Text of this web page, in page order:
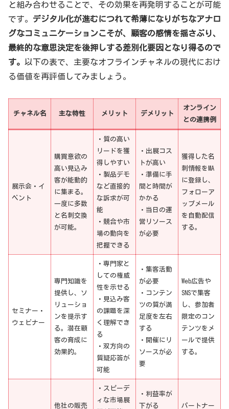
と組み合わせることで、その効果を再発明することが可能
です。 デジタル化が進むにつれて希薄になりがちなアナロ
グなコミュニケーションこそが、顧客の感情を揺さぶり、
最終的な意思決定を後押しする差別化要因となり得るので
す。 以下の表で、主要なオフラインチャネルの現代におけ
る価値を再評価してみましょう。
チャネル名 主な特性 メリット デメリット
オンライン
との連携例
展示会・イ
ベント
購買意欲の
高い見込み
客が能動的
に集まる。
一度に多数
と名刺交換
が可能。
・質の高い
リードを獲
得しやすい
・製品デモ
など直接的
な訴求が可
能
・競合や市
場の動向を
把握できる
・出展コス
トが高い
・準備に手
間と時間が
かかる
・当日の運
営リソース
が必要
獲得した名
刺情報をMA
に登録し、
フォローア
ップメール
を自動配信
する。
セミナー・
ウェビナー
専門知識を
提供し、ソ
リューショ
ンを提示す
る。潜在顧
客の育成に
効果的。
・専門家と
しての権威
性を示せる
・見込み客
の課題を深
く理解でき
る
・双方向の
質疑応答が
可能
・集客活動
が必要
・コンテン
ツの質が満
足度を左右
する
・開催にリ
ソースが必
要
Web広告や
SNSで集客
し、参加者
限定のコン
テンツをメ
ールで提供
する。
他社の販売
・スピーデ
ィな市場展
・利益率が
下がる
パートナー